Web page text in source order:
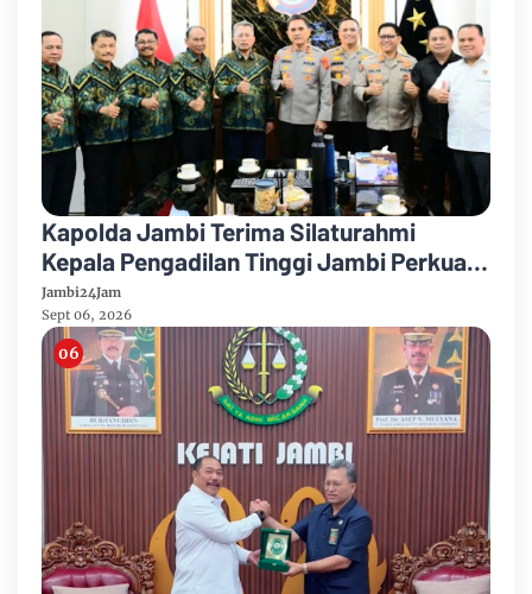
Kapolda Jambi Terima Silaturahmi
Kepala Pengadilan Tinggi Jambi Perkuat
Sinergi Antar Lembaga
Jambi24Jam
Sept 06, 2026